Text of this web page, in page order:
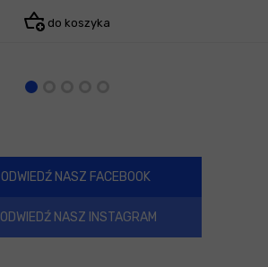
do koszyka
ODWIEDŹ NASZ FACEBOOK
ODWIEDŹ NASZ INSTAGRAM